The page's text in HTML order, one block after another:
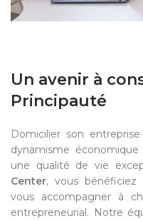
Un avenir à
Principauté
Domicilier son
dynamisme
une qualité de vie
Center, vous bénéficiez
vous accompagner à
entrepreneurial. Notre